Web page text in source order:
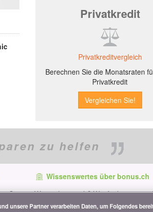
Privatkredit
Privatkreditvergleich
Berechnen Sie die Monatsraten
Privatkredit
zu helfen
Sie
Wissenswertes über bonus.ch
Wer ist bonus.ch? Wie funktionieren
Vergleiche? Presseanfragen,
unsere Partner verarbeiten Daten, um Folgendes